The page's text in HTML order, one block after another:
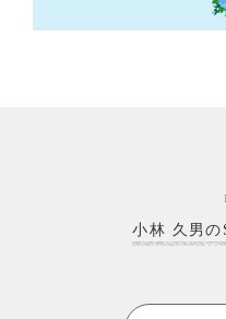
小林 久男の